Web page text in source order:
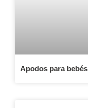
Apodos para bebés